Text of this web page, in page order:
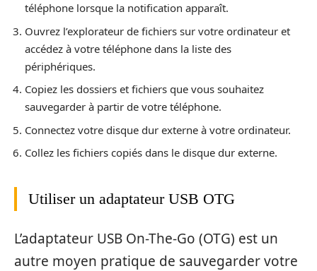
téléphone lorsque la notification apparaît.
Ouvrez l’explorateur de fichiers sur votre ordinateur et
accédez à votre téléphone dans la liste des
périphériques.
Copiez les dossiers et fichiers que vous souhaitez
sauvegarder à partir de votre téléphone.
Connectez votre disque dur externe à votre ordinateur.
Collez les fichiers copiés dans le disque dur externe.
Utiliser un adaptateur USB OTG
L’adaptateur USB On-The-Go (OTG) est un
autre moyen pratique de sauvegarder votre